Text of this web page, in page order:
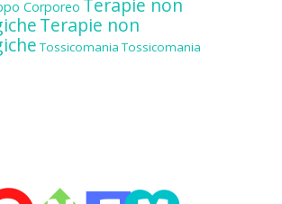
Corporeo Terapie non
Terapie non
Tossicomania Tossicomania